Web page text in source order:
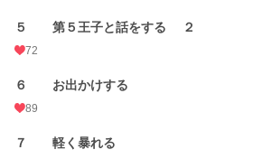
月間ポイント 870 pt (26,089 位)
年間ポイント
累計ポイント 1,257,565 pt (4,640 位)
５ 第５王子と話をする ２
72
６ お出かけする
89
７ 軽く暴れる